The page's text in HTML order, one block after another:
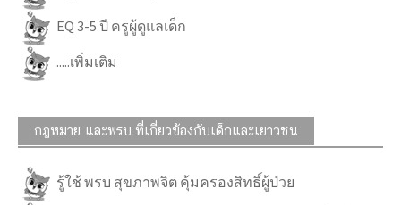
EQ 3-5 ปี ครูผู้ดูแลเด็ก
.....เพิ่มเติม
กฎหมาย และพรบ.ที่เกี่ยวข้องกับเด็กและเยาวชน
รู้ใช้ พรบ สุขภาพจิต คุ้มครองสิทธิ์ผู้ป่วย